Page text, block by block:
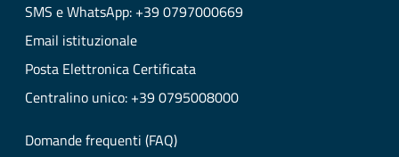
SMS e WhatsApp: +39 0797000669
Email istituzionale
Posta Elettronica Certificata
Centralino unico: +39 0795008000
Domande frequenti (FAQ)